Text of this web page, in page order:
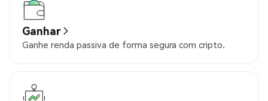
Ganhar
Ganhe renda passiva de forma segura com cripto.